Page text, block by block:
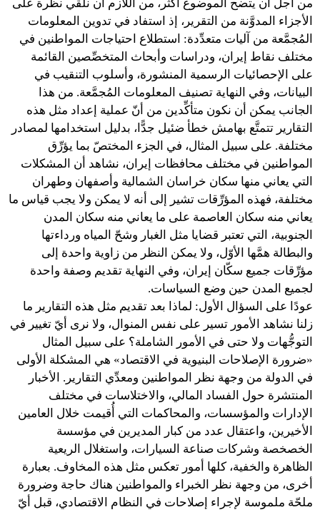
من أجل أن يتضح الموضوع أكثر، من اللازم أن نلقي نظرة على
الأجزاء المدوَّنة من التقرير، إذ استفاد في تدوين المعلومات
المُجمَّعة من آليات متعدِّدة: استطلاع احتياجات المواطنين في
مختلف نقاط إيران، ودراسات وأبحاث المتخصِّصين القائمة
على الإحصائيات الرسمية المنشورة، وأسلوب التنقيب في
البيانات، وفي النهاية تصنيف المعلومات المُجمَّعة. من هذا
الجانب يمكن أن نكون متأكِّدين من أنّ عملية إعداد مثل هذه
التقارير تتمتَّع بهامش خطأ ضئيل جدًّا، بدليل استخدامها لمصادر
مختلفة. على سبيل المثال، في الجزء المختصّ بما يؤرِّق
المواطنين في مختلف محافظات إيران، نشاهد أن المشكلات
التي يعاني منها سكان خراسان الشمالية وأصفهان وطهران
مختلفة، فهذه المؤرِّقات تشير إلى أنه لا يمكن ولا يجب قياس ما
يعاني منه سكان العاصمة على ما يعاني منه سكان المدن
الجنوبية، التي تعتبر قضايا مثل الغبار وشحّ المياه ورداءتها
والبطالة همَّها الأوّل، ولا يمكن النظر من زاوية واحدة إلى
مؤرِّقات جميع سكّان إيران، وفي النهاية تقديم وصفة واحدة
لجميع المدن حين وضع السياسات.
عودًا على السؤال الأول: لماذا بعد تقديم مثل هذه التقارير ما
زلنا نشاهد الأمور تسير على نفس المنوال، ولا نرى أيّ تغيير في
التوجُّهات ولا حتى في الأمور الشاملة؟ على سبيل المثال
«ضرورة الإصلاحات البنيوية في الاقتصاد» هي المشكلة الأولى
في الدولة من وجهة نظر المواطنين ومعدِّي التقارير. الأخبار
المنتشرة حول الفساد المالي، والاختلاسات في مختلف
الإدارات والمؤسسات، والمحاكمات التي أُقيمت خلال العامين
الأخيرين، واعتقال عدد من كبار المديرين في مؤسسة
الخصخصة وشركات صناعة السيارات، واستغلال الريعية
الظاهرة والخفية، كلها أمور تعكس مثل هذه المخاوف. بعبارة
أخرى، من وجهة نظر الخبراء والمواطنين هناك حاجة وضرورة
ملحّة ملموسة لإجراء إصلاحات في النظام الاقتصادي، قبل أيّ